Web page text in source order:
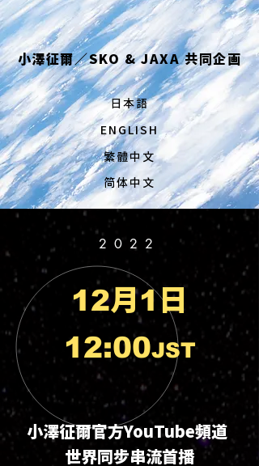
小澤征爾／SKO & JAXA 共同企画
日本語
ENGLISH
繁體中文
简体中文
2022
12月1日
12:00JST
小澤征爾官方YouTube頻道
世界同步串流首播